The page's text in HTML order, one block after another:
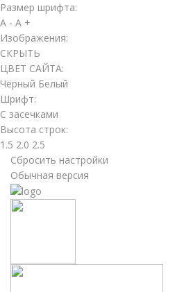
Размер шрифта:
A - A +
Изображения:
СКРЫТЬ
ЦВЕТ САЙТА:
Чёрный Белый
Шрифт:
С засечками
Высота строк:
1.5 2.0 2.5
Сбросить настройки
Обычная версия